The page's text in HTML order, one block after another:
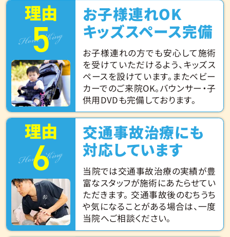
理由
5
Hone King
お子様連れOK
キッズスペース完備
お子様連れの方でも安心して施術
を受けていただけるよう、キッズス
ペースを設けています。またベビー
カーでのご来院OK。バウンサー・子
供用DVDも完備しております。
理由
6
Hone King
交通事故治療にも
対応しています
当院では交通事故治療の実績が豊
富なスタッフが施術にあたらせてい
ただきます。 交通事故後のむちうち
や気になることがある場合は、一度
当院へご相談ください。